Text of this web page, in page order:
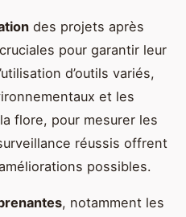
des projets après
pour garantir leur
d’outils variés,
et les
flore, pour mesurer les
réussis offrent
possibles.
, notamment les